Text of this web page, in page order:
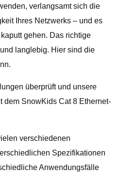
verlangsamt sich die
Ihres Netzwerks – und es
gehen. Das richtige
langlebig. Hier sind die
überprüft und unsere
dem SnowKids Cat 8 Ethernet-
verschiedenen
Spezifikationen
Anwendungsfälle